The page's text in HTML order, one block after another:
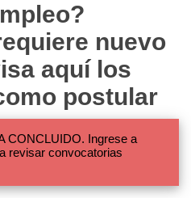
nuevo
aquí los
postular
CONCLUIDO. Ingrese a
revisar convocatorias